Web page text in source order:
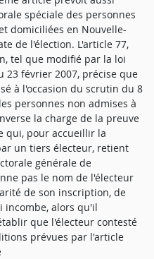
spéciale des personnes
domiciliées en Nouvelle-
de l'élection. L'article 77,
tel que modifié par la loi
23 février 2007, précise que
à l'occasion du scrutin du 8
personnes non admises à
la charge de la preuve
qui, pour accueillir la
un tiers électeur, retient
générale de
pas le nom de l'électeur
de son inscription, de
incombe, alors qu'il
que l'électeur contesté
prévues par l'article